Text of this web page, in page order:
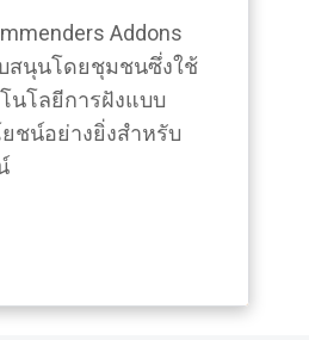
Addons
สนุนโดยชุมชนซึ่งใช้
นโลยีการฝังแบบ
ชน์อย่างยิ่งสำหรับ